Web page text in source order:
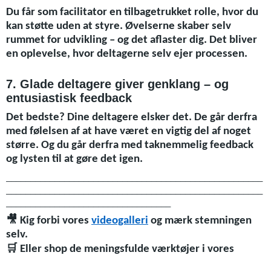
Du får som facilitator en tilbagetrukket rolle, hvor du
kan støtte uden at styre. Øvelserne skaber selv
rummet for udvikling – og det aflaster dig. Det bliver
en oplevelse, hvor deltagerne selv ejer processen.
7. Glade deltagere giver genklang – og
entusiastisk feedback
Det bedste? Dine deltagere elsker det. De går derfra
med følelsen af at have været en vigtig del af noget
større. Og du går derfra med taknemmelig feedback
og lysten til at gøre det igen.
🎥 Kig forbi vores videogalleri og mærk stemningen
selv.
🛒 Eller shop de meningsfulde værktøjer i vores